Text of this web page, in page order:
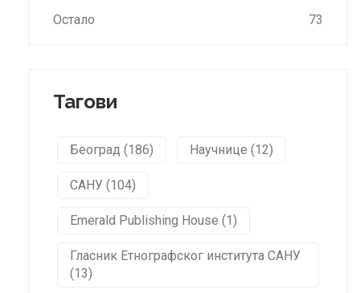
Остало 73
Тагови
Београд (186) Научнице (12)
САНУ (104)
Emerald Publishing House (1)
Гласник Етнографског института САНУ
(13)